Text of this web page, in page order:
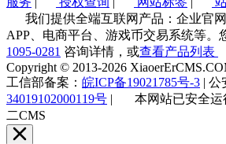
我们提供全端互联网产品：企业官
APP、电商平台、游戏币交易系统等。
1095-0281 咨询详情，或查看产品列表
Copyright © 2013-2026
工信部备案： 皖ICP备19021785号-3 | 公
34019102000119号 | 本网站已安全运
二CMS